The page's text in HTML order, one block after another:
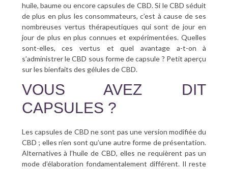
huile, baume ou encore capsules de CBD. Si le CBD séduit
de plus en plus les consommateurs, c’est à cause de ses
nombreuses vertus thérapeutiques qui sont de jour en
jour de plus en plus connues et expérimentées. Quelles
sont-elles, ces vertus et quel avantage a-t-on à
s’administrer le CBD sous forme de capsule ? Petit aperçu
sur les bienfaits des gélules de CBD.
VOUS AVEZ DIT
CAPSULES ?
Les capsules de CBD ne sont pas une version modifiée du
CBD ; elles n’en sont qu’une autre forme de présentation.
Alternatives à l’huile de CBD, elles ne requièrent pas un
mode d’élaboration fondamentalement différent. Il reste